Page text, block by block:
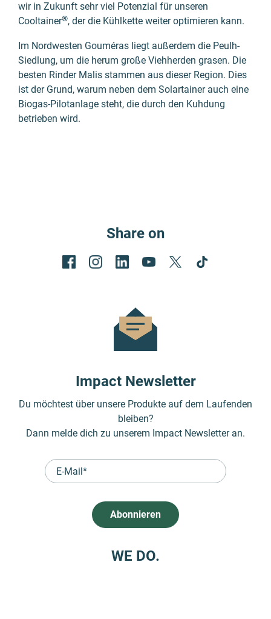
wir in Zukunft sehr viel Potenzial für unseren
Cooltainer®, der die Kühl­kette weiter opti­mieren kann.
Im Nord­westen Gouméras liegt außer­dem die Peulh-
Siedlung, um die herum große Vieh­herden grasen. Die
besten Rinder Malis stammen aus dieser Region. Dies
ist der Grund, warum neben dem Solartainer auch eine
Biogas-Pilot­anlage steht, die durch den Kuhdung
betrie­ben wird.
Share on
Impact Newsletter
Du möchtest über unsere Produkte auf dem Laufenden
bleiben?
Dann melde dich zu unserem Impact Newsletter an.
WE DO.